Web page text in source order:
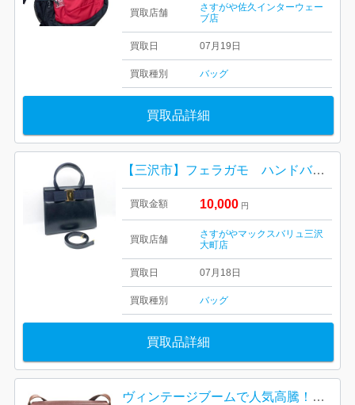
買取店舗
さすがや佐久インターウェー
ブ店
買取日 07月19日
買取種別 バッグ
買取品詳細
【三沢市】フェラガモ ハンドバッグ をお買取り致しました！
買取金額 10,000 円
買取店舗
さすがやマックスバリュ三沢
大町店
買取日 07月18日
買取種別 バッグ
買取品詳細
ヴィンテージブームで人気高騰！サルヴァトーレ・フェラガモ「ガンチーニ金具 レザーショルダーバッグ」をお買取りいたしました！